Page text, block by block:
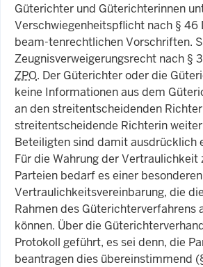
Güterichter und Güterichterinnen
Verschwiegenheitspflicht nach § 46
beam-tenrechtlichen Vorschriften.
Zeugnisverweigerungsrecht nach §
ZPO. Der Güterichter oder die
keine Informationen aus dem
an den streitentscheidenden
streitentscheidende Richterin
Beteiligten sind damit ausdrücklich
Für die Wahrung der Vertraulichkeit
Parteien bedarf es einer besonderen
Vertraulichkeitsvereinbarung, die
Rahmen des Güterichterverfahrens
können. Über die
Protokoll geführt, es sei denn, die
beantragen dies übereinstimmend